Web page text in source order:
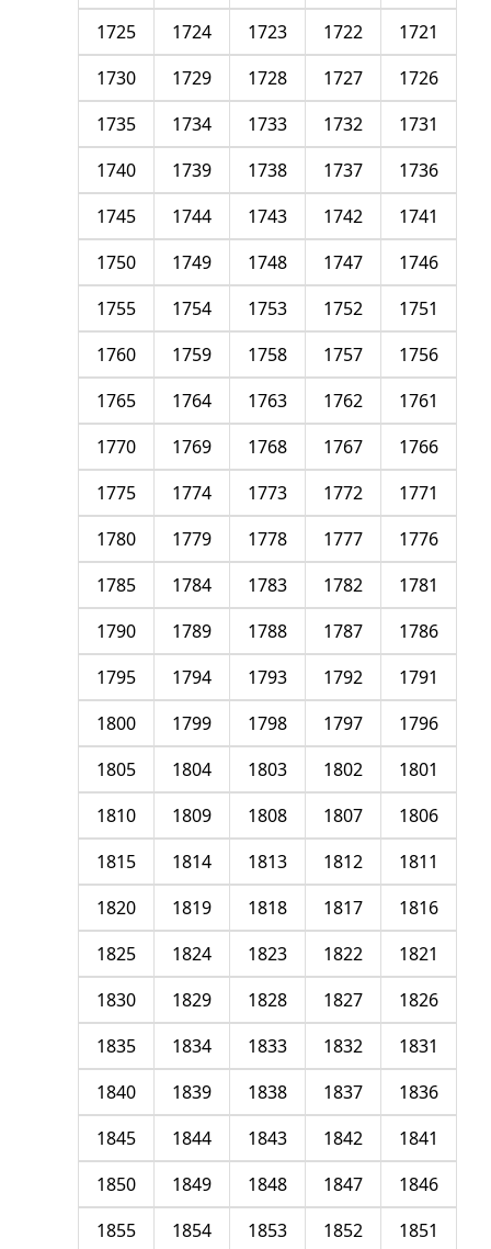
1721
1722
1723
1724
1725
1726
1727
1728
1729
1730
1731
1732
1733
1734
1735
1736
1737
1738
1739
1740
1741
1742
1743
1744
1745
1746
1747
1748
1749
1750
1751
1752
1753
1754
1755
1756
1757
1758
1759
1760
1761
1762
1763
1764
1765
1766
1767
1768
1769
1770
1771
1772
1773
1774
1775
1776
1777
1778
1779
1780
1781
1782
1783
1784
1785
1786
1787
1788
1789
1790
1791
1792
1793
1794
1795
1796
1797
1798
1799
1800
1801
1802
1803
1804
1805
1806
1807
1808
1809
1810
1811
1812
1813
1814
1815
1816
1817
1818
1819
1820
1821
1822
1823
1824
1825
1826
1827
1828
1829
1830
1831
1832
1833
1834
1835
1836
1837
1838
1839
1840
1841
1842
1843
1844
1845
1846
1847
1848
1849
1850
1851
1852
1853
1854
1855